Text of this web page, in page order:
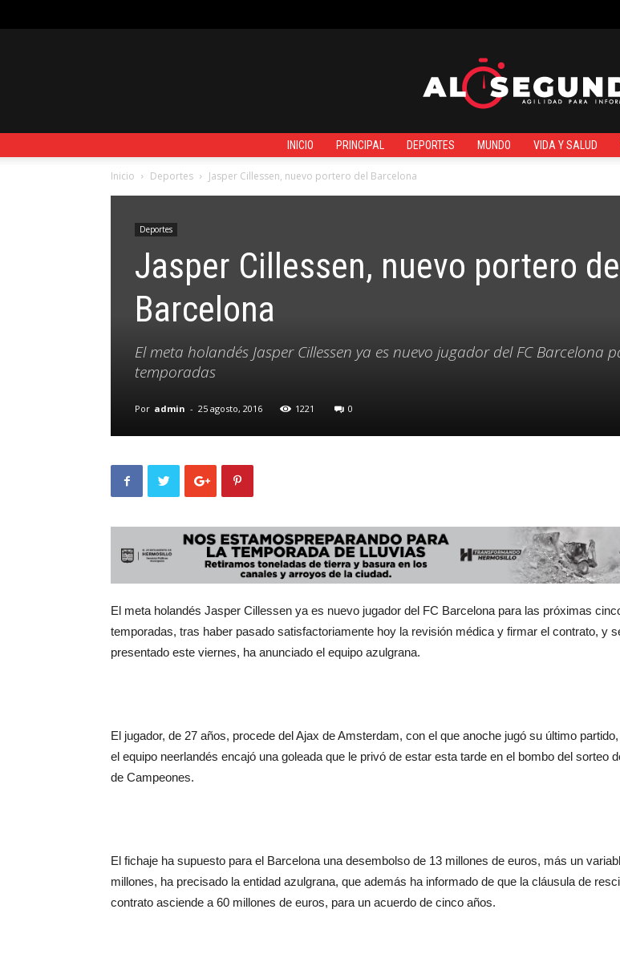
Segundo
INICIO PRINCIPAL DEPORTES MUNDO VIDA Y SALUD
Inicio Deportes Jasper Cillessen, nuevo portero del Barcelona
Deportes
Jasper Cillessen, nuevo portero
Barcelona
El meta holandés Jasper Cillessen ya es nuevo jugador del FC Barcelona
temporadas
Por admin - 25 agosto, 2016 1221 0
El meta holandés Jasper Cillessen ya es nuevo jugador del FC Barcelona para las próximas
temporadas, tras haber pasado satisfactoriamente hoy la revisión médica y firmar el contrato, y
presentado este viernes, ha anunciado el equipo azulgrana.
El jugador, de 27 años, procede del Ajax de Amsterdam, con el que anoche jugó su último
el equipo neerlandés encajó una goleada que le privó de estar esta tarde en el bombo del sorteo
de Campeones.
El fichaje ha supuesto para el Barcelona una desembolso de 13 millones de euros, más un
millones, ha precisado la entidad azulgrana, que además ha informado de que la cláusula de
contrato asciende a 60 millones de euros, para un acuerdo de cinco años.